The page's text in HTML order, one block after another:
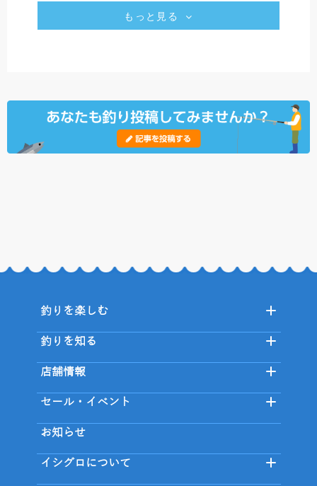
もっと見る
釣りを楽しむ
釣りを知る
店舗情報
セール・イベント
お知らせ
イシグロについて